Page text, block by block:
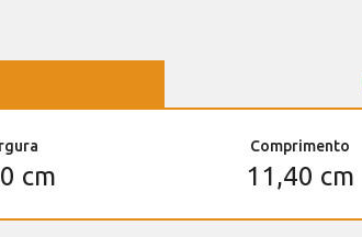
cm
Comprimento
11,40 cm